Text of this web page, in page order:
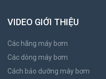
VIDEO GIỚI THIỆU
Các hãng máy bơm
Các dòng máy bơm
Cách bảo dưỡng máy bơm